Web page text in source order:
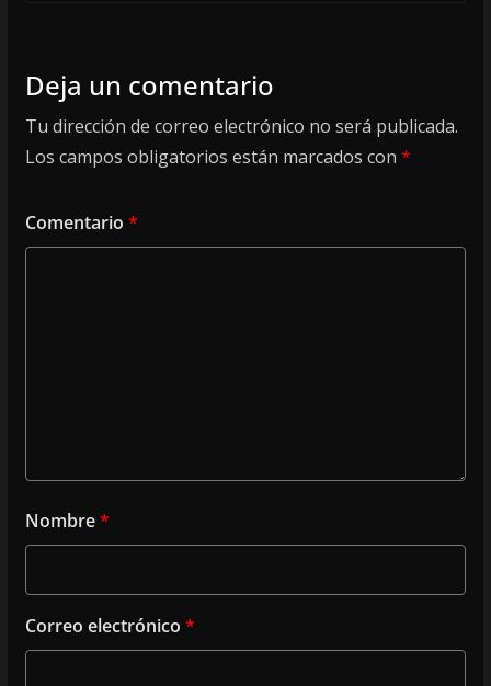
Deja un comentario
Tu dirección de correo electrónico no será publicada.
Los campos obligatorios están marcados con *
Comentario *
Nombre*
Correo electrónico *